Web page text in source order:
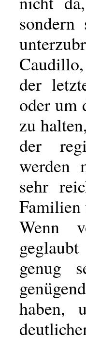
der
oder um
zu
der
werden
sehr
Familien
Wenn
genug
haben,